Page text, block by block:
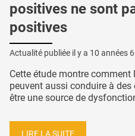
positives ne sont
positives
Actualité publiée il y a 10 années
Cette étude montre
peuvent aussi conduire à
être une source de
LIRE LA SUITE